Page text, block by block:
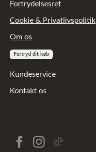
Fortrydelsesret
Cookie & Privatlivspolitik
Om os
Fortryd dit køb
Kundeservice
Kontakt os